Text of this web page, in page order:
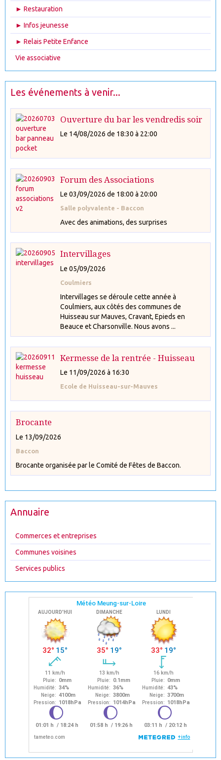
► Restauration
► Infos jeunesse
► Relais Petite Enfance
Vie associative
Les événements à venir...
Ouverture du bar les vendredis soir
Le 14/08/2026 de 18:30 à 22:00
Forum des Associations
Le 03/09/2026 de 18:00 à 20:00
Salle polyvalente - Baccon
Avec des animations, des surprises
Intervillages
Le 05/09/2026
Coulmiers
Intervillages se déroule cette année à
Coulmiers, aux côtés des communes de
Huisseau sur Mauves, Cravant, Epieds en
Beauce et Charsonville. Nous avons ...
Kermesse de la rentrée - Huisseau
Le 11/09/2026 à 16:30
Ecole de Huisseau-sur-Mauves
Brocante
Le 13/09/2026
Baccon
Brocante organisée par le Comité de Fêtes de Baccon.
Annuaire
Commerces et entreprises
Communes voisines
Services publics